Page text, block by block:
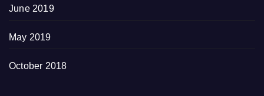
June 2019
May 2019
October 2018